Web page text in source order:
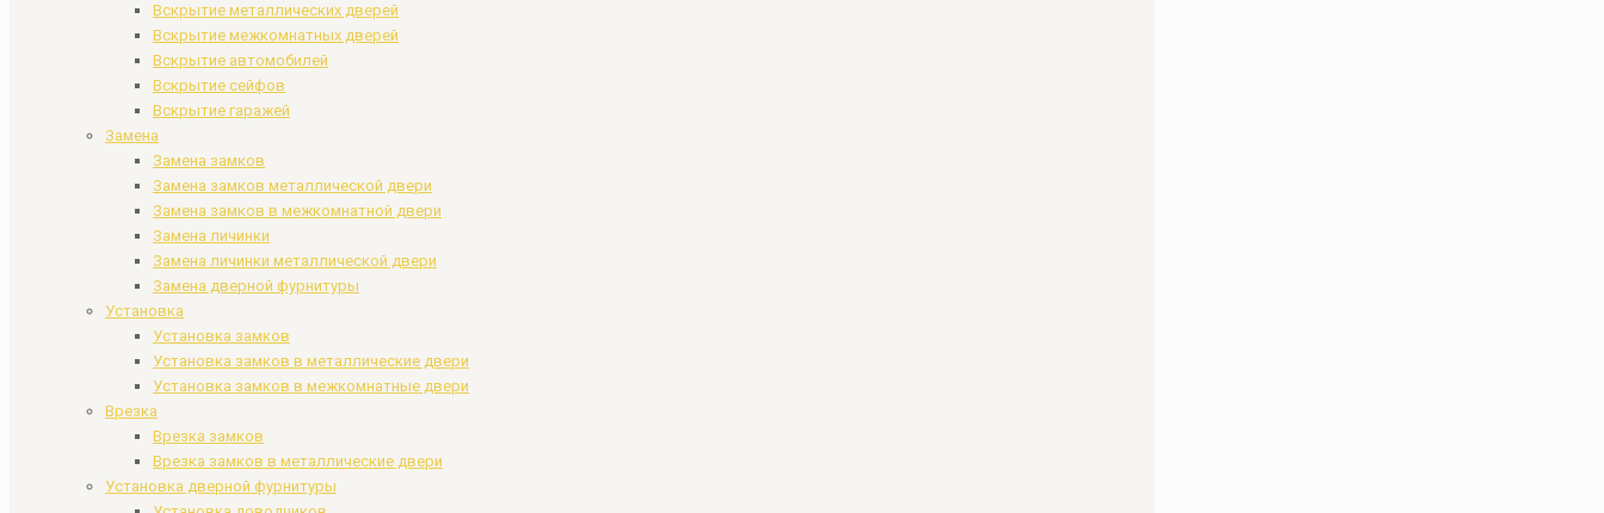
Вскрытие металлических дверей
Вскрытие межкомнатных дверей
Вскрытие автомобилей
Вскрытие сейфов
Вскрытие гаражей
Замена
Замена замков
Замена замков металлической двери
Замена замков в межкомнатной двери
Замена личинки
Замена личинки металлической двери
Замена дверной фурнитуры
Установка
Установка замков
Установка замков в металлические двери
Установка замков в межкомнатные двери
Врезка
Врезка замков
Врезка замков в металлические двери
Установка дверной фурнитуры